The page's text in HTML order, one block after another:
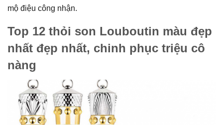
mộ điệu công nhận.
Top 12 thỏi son Louboutin màu đẹp
nhất đẹp nhất, chinh phục triệu cô
nàng